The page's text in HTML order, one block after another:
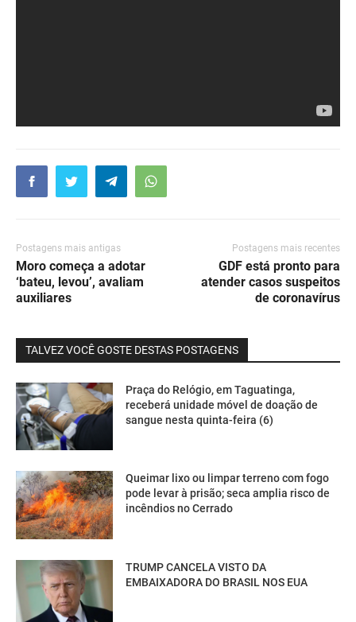
Postagens mais antigas
Moro começa a adotar
‘bateu, levou’, avaliam
auxiliares
Postagens mais recentes
GDF está pronto para
atender casos suspeitos
de coronavírus
TALVEZ VOCÊ GOSTE DESTAS POSTAGENS
Praça do Relógio, em Taguatinga,
receberá unidade móvel de doação de
sangue nesta quinta-feira (6)
Queimar lixo ou limpar terreno com fogo
pode levar à prisão; seca amplia risco de
incêndios no Cerrado
TRUMP CANCELA VISTO DA
EMBAIXADORA DO BRASIL NOS EUA